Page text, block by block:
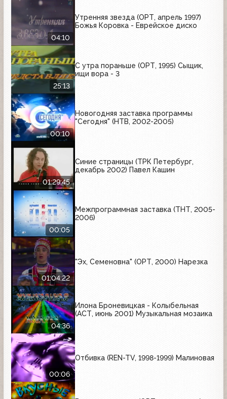
04:10
Утренняя звезда (ОРТ, апрель 1997)
Божья Коровка - Еврейское диско
25:13
С утра пораньше (ОРТ, 1995) Сыщик,
ищи вора - 3
00:10
Новогодняя заставка программы
"Сегодня" (НТВ, 2002-2005)
01:29:45
Синие страницы (ТРК Петербург,
декабрь 2002) Павел Кашин
00:05
Межпрограммная заставка (ТНТ, 2005-
2006)
01:04:22
"Эх, Семеновна" (ОРТ, 2000) Нарезка
04:36
Илона Броневицкая - Колыбельная
(АСТ, июнь 2001) Музыкальная мозаика
00:06
Отбивка (REN-TV, 1998-1999) Малиновая